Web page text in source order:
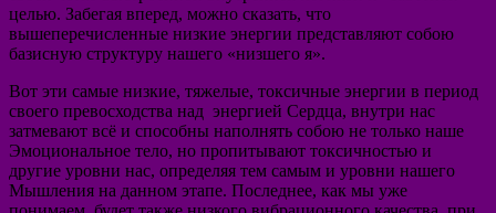
целью. Забегая вперед, можно сказать, что
вышеперечисленные низкие энергии представляют собою
базисную структуру нашего «низшего я».
Вот эти самые низкие, тяжелые, токсичные энергии в период
своего превосходства над энергией Сердца, внутри нас
затмевают всё и способны наполнять собою не только наше
Эмоциональное тело, но пропитывают токсичностью и
другие уровни нас, определяя тем самым и уровни нашего
Мышления на данном этапе. Последнее, как мы уже